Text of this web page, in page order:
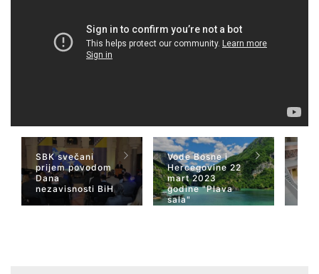
SBK svečani
prijem povodom
Dana
nezavisnosti BiH
Vode Bosne i
Hercegovine 22
mart 2023
godine "Plava
sala"